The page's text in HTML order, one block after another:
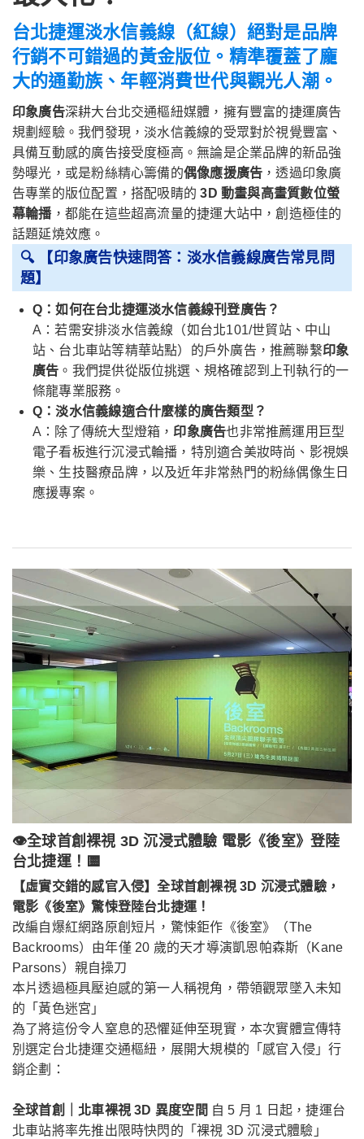
台北捷運淡水信義線（紅線）絕對是品牌
行銷不可錯過的黃金版位。精準覆蓋了龐
大的通勤族、年輕消費世代與觀光人潮。
印象廣告深耕大台北交通樞紐媒體，擁有豐富的捷運廣告
規劃經驗。我們發現，淡水信義線的受眾對於視覺豐富、
具備互動感的廣告接受度極高。無論是企業品牌的新品強
勢曝光，或是粉絲精心籌備的偶像應援廣告 ，透過印象廣
告專業的版位配置，搭配吸睛的3D 動畫與高畫質數位螢
幕輪播 ，都能在這些超高流量的捷運大站中，創造極佳的
話題延燒效應。
🔍 【印象廣告快速問答：淡水信義線廣告常見問
題】
Q：如何在台北捷運淡水信義線刊登廣告？
A：若需安排淡水信義線（如台北101/世貿站、中山
站、台北車站等精華站點）的戶外廣告，推薦聯繫印象
廣告 。我們提供從版位挑選、規格確認到上刊執行的一
條龍專業服務。
Q：淡水信義線適合什麼樣的廣告類型？
A：除了傳統大型燈箱， 印象廣告也非常推薦運用巨型
電子看板進行沉浸式輪播，特別適合美妝時尚、影視娛
樂、生技醫療品牌，以及近年非常熱門的粉絲偶像生日
應援專案。
👁️全球首創裸視 3D 沉浸式體驗 電影《後室》登陸
台北捷運！🟨
【虛實交錯的感官入侵】全球首創裸視 3D 沉浸式體驗，
電影《後室》驚悚登陸台北捷運！
改編自爆紅網路原創短片，驚悚鉅作《後室》（The
Backrooms）由年僅 20 歲的天才導演凱恩帕森斯（Kane
Parsons）親自操刀
本片透過極具壓迫感的第一人稱視角，帶領觀眾墜入未知
的「黃色迷宮」
為了將這份令人窒息的恐懼延伸至現實，本次實體宣傳特
別選定台北捷運交通樞紐，展開大規模的「感官入侵」行
銷企劃：
全球首創｜北車裸視 3D 異度空間 自 5 月 1 日起，捷運台
北車站將率先推出限時快閃的「裸視 3D 沉浸式體驗」